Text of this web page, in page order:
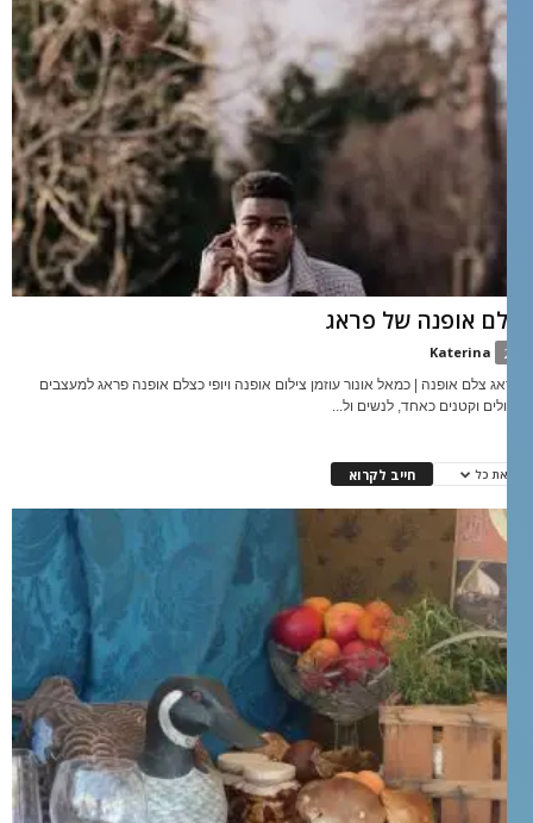
צלם אופנה של פראג
Katerina
פראג צלם אופנה | כמאל אונור עוזמן צילום אופנה ויופי כצלם אופנה פראג למעצבים
גדולים וקטנים כאחד, לנשים ול...
חייב לקרוא את כל